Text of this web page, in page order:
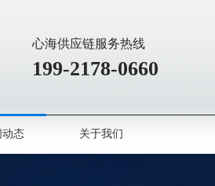
心海供应链服务热线
199-2178-0660
动态 关于我们